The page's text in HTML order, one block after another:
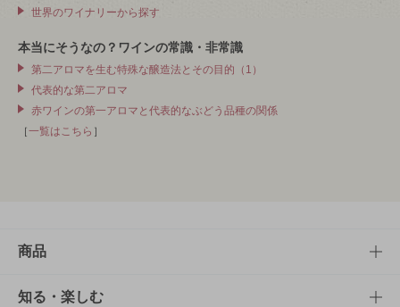
世界のワイナリーから探す
本当にそうなの？ワインの常識・非常識
第二アロマを生む特殊な醸造法とその目的（1）
代表的な第二アロマ
赤ワインの第一アロマと代表的なぶどう品種の関係
［一覧はこちら ］
商品
商品TOP
知る・楽しむ